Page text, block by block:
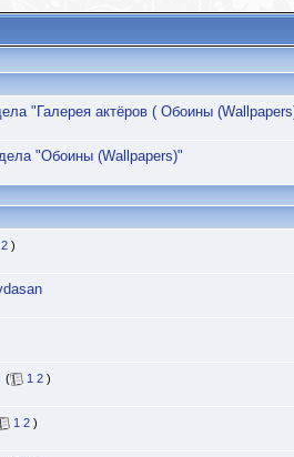
"Галерея актёров ( Обоины
"Обоины (Wallpapers)"
2 )
( 1 2 )
1 2 )